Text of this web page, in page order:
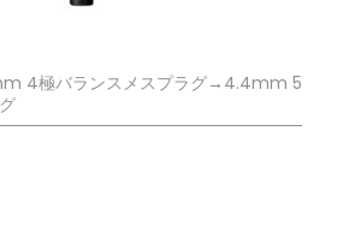
4極バランスメスプラグ→4.4mm 5